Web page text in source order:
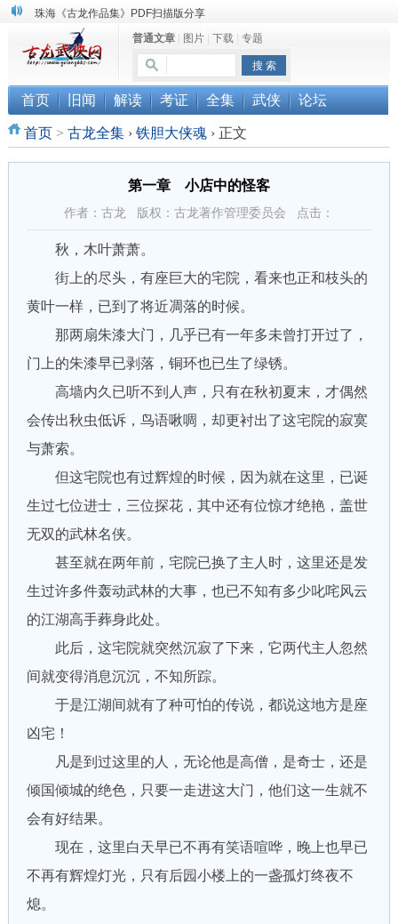
珠海《古龙作品集》PDF扫描版分享
三千藏书奉江湖 ， 诚邀侠友共赏鉴
“武侠书库”查缺补漏活动圆满结束
普通文章| 图片| 下载| 专题
首页 旧闻 解读 考证 全集 武侠 论坛
首页> 古龙全集 › 铁胆大侠魂 ›正文
第一章 小店中的怪客
作者：古龙 版权：古龙著作管理委员会 点击：
秋，木叶萧萧。
街上的尽头，有座巨大的宅院，看来也正和枝头的
黄叶一样，已到了将近凋落的时候。
那两扇朱漆大门，几乎已有一年多未曾打开过了，
门上的朱漆早已剥落，铜环也已生了绿锈。
高墙内久已听不到人声，只有在秋初夏末，才偶然
会传出秋虫低诉，鸟语啾啁，却更衬出了这宅院的寂寞
与萧索。
但这宅院也有过辉煌的时候，因为就在这里，已诞
生过七位进士，三位探花，其中还有位惊才绝艳，盖世
无双的武林名侠。
甚至就在两年前，宅院已换了主人时，这里还是发
生过许多件轰动武林的大事，也已不知有多少叱咤风云
的江湖高手葬身此处。
此后，这宅院就突然沉寂了下来，它两代主人忽然
间就变得消息沉沉，不知所踪。
于是江湖间就有了种可怕的传说，都说这地方是座
凶宅！
凡是到过这里的人，无论他是高僧，是奇士，还是
倾国倾城的绝色，只要一走进这大门，他们这一生就不
会有好结果。
现在，这里白天早已不再有笑语喧哗，晚上也早已
不再有辉煌灯光，只有后园小楼上的一盏孤灯终夜不
熄。